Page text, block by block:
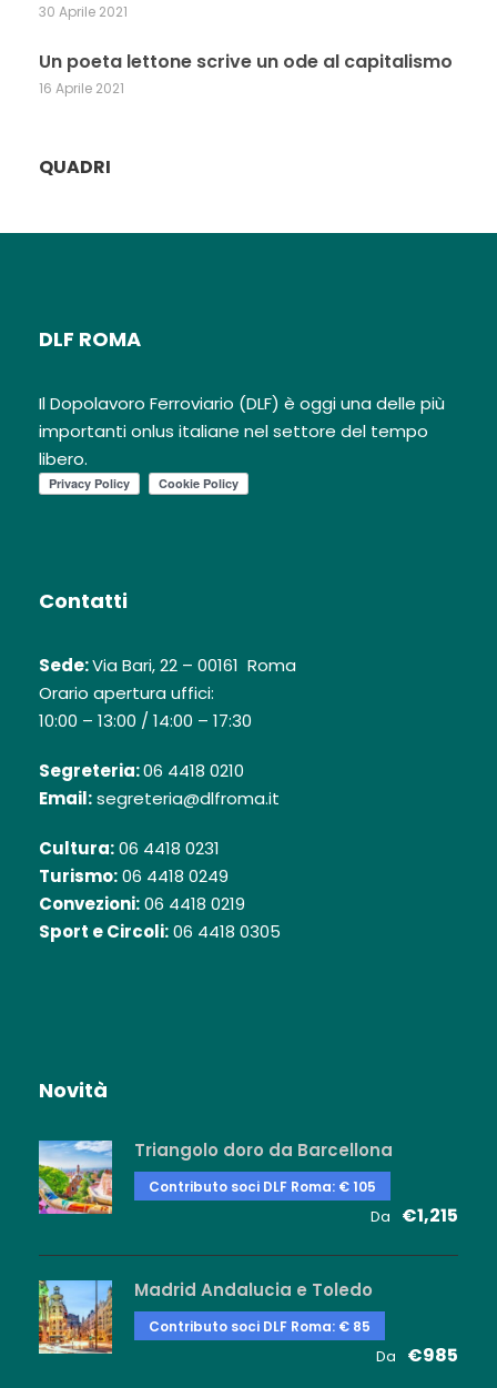
30 Aprile 2021
Un poeta lettone scrive un ode al capitalismo
16 Aprile 2021
QUADRI
DLF ROMA
Il Dopolavoro Ferroviario (DLF) è oggi una delle più
importanti onlus italiane nel settore del tempo
libero.
Contatti
Sede:Via Bari, 22 – 00161 Roma
Orario apertura uffici:
10:00 – 13:00 / 14:00 – 17:30
Segreteria:06 4418 0210
Email:segreteria@dlfroma.it
Cultura:06 4418 0231
Turismo:06 4418 0249
Convezioni:06 4418 0219
Sport e Circoli:06 4418 0305
Novità
Triangolo doro da Barcellona
Contributo soci DLF Roma: € 105
Da €1,215
Madrid Andalucia e Toledo
Contributo soci DLF Roma: € 85
Da €985